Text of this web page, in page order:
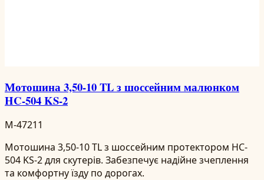
Мотошина 3,50-10 TL з шоссейним малюнком
HC-504 KS-2
M-47211
Мотошина 3,50-10 TL з шоссейним протектором HC-
504 KS-2 для скутерів. Забезпечує надійне зчеплення
та комфортну їзду по дорогах.